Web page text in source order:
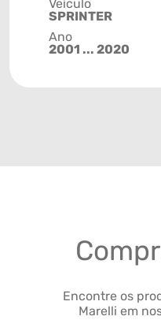
Veículo
SPRINTER
Ano
2001 ... 2020
Encontre os
Marelli em